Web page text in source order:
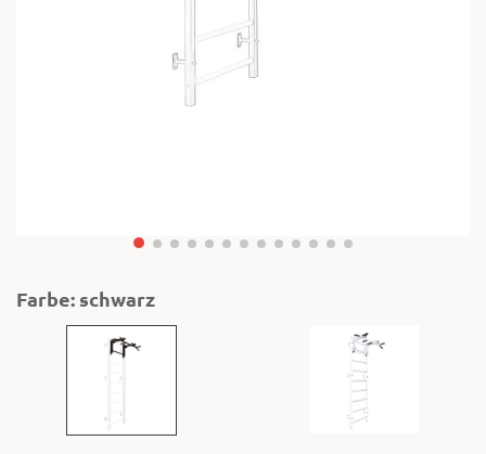
Farbe: schwarz